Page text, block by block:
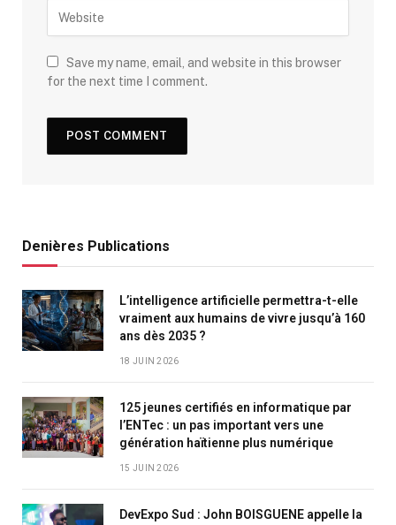
Save my name, email, and website in this browser
for the next time I comment.
Denières Publications
L’intelligence artificielle permettra-t-elle
vraiment aux humains de vivre jusqu’à 160
ans dès 2035 ?
18 JUIN 2026
125 jeunes certifiés en informatique par
l’ENTec : un pas important vers une
génération haïtienne plus numérique
15 JUIN 2026
DevExpo Sud : John BOISGUENE appelle la